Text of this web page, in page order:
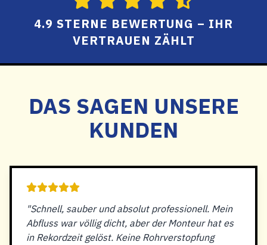
4.9 STERNE BEWERTUNG – IHR
VERTRAUEN ZÄHLT
DAS SAGEN UNSERE
KUNDEN
"Schnell, sauber und absolut professionell. Mein
Abfluss war völlig dicht, aber der Monteur hat es
in Rekordzeit gelöst. Keine Rohrverstopfung